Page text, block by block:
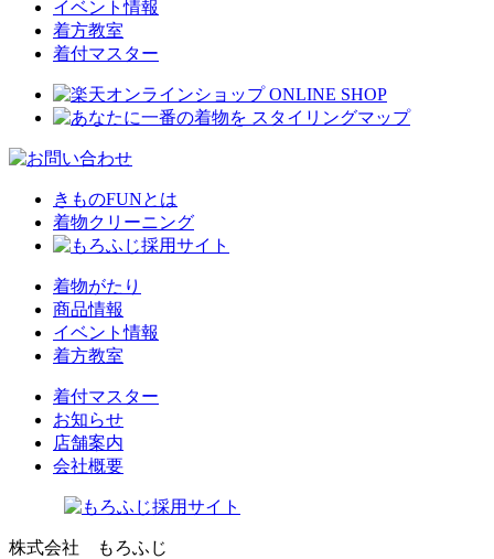
イベント情報
着方教室
着付マスター
きものFUNとは
着物クリーニング
着物がたり
商品情報
イベント情報
着方教室
着付マスター
お知らせ
店舗案内
会社概要
株式会社 もろふじ